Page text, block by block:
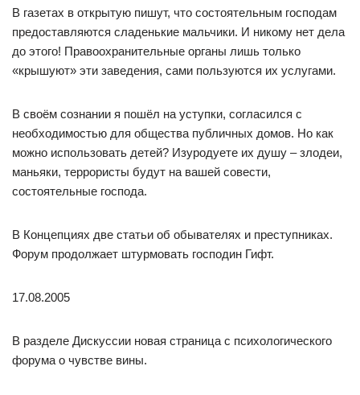
В газетах в открытую пишут, что состоятельным господам
предоставляются сладенькие мальчики. И никому нет дела
до этого! Правоохранительные органы лишь только
«крышуют» эти заведения, сами пользуются их услугами.
В своём сознании я пошёл на уступки, согласился с
необходимостью для общества публичных домов. Но как
можно использовать детей? Изуродуете их душу – злодеи,
маньяки, террористы будут на вашей совести,
состоятельные господа.
В Концепциях две статьи об обывателях и преступниках.
Форум продолжает штурмовать господин Гифт.
17.08.2005
В разделе Дискуссии новая страница с психологического
форума о чувстве вины.